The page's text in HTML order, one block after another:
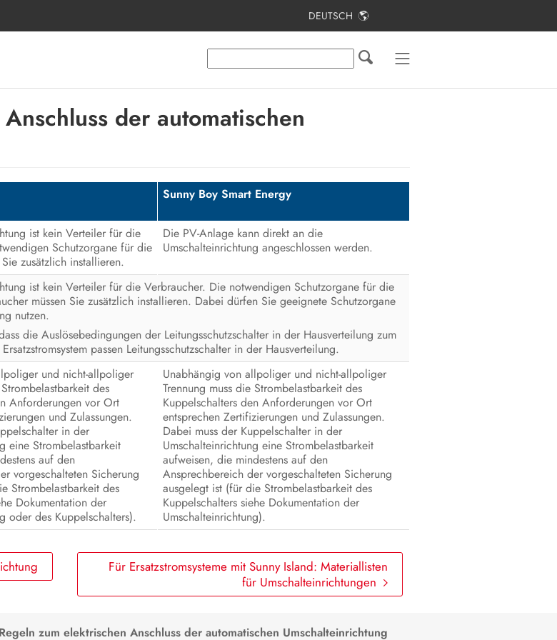
DEUTSCH
der automatischen
Sunny Boy Smart Energy
ist kein Verteiler für die
Schutzorgane für die
zusätzlich installieren.
Die PV-Anlage kann direkt an die
Umschalteinrichtung angeschlossen werden.
ist kein Verteiler für die Verbraucher. Die notwendigen Schutzorgane für die
müssen Sie zusätzlich installieren. Dabei dürfen Sie geeignete Schutzorgane
nutzen.
die Auslösebedingungen der Leitungsschutzschalter in der Hausverteilung zum
passen Leitungsschutzschalter in der Hausverteilung.
und nicht-allpoliger
des
Anforderungen vor Ort
und Zulassungen.
in der
eine Strombelastbarkeit
auf den
vorgeschalteten Sicherung
Strombelastbarkeit des
Dokumentation der
oder des Kuppelschalters).
Unabhängig von allpoliger und nicht-allpoliger
Trennung muss die Strombelastbarkeit des
Kuppelschalters den Anforderungen vor Ort
entsprechen Zertifizierungen und Zulassungen.
Dabei muss der Kuppelschalter in der
Umschalteinrichtung eine Strombelastbarkeit
aufweisen, die mindestens auf den
Ansprechbereich der vorgeschalteten Sicherung
ausgelegt ist (für die Strombelastbarkeit des
Kuppelschalters siehe Dokumentation der
Umschalteinrichtung).
Für Ersatzstromsysteme mit Sunny Island: Materiallisten
für Umschalteinrichtungen
Regeln zum elektrischen Anschluss der automatischen Umschalteinrichtung
Inhaltsverzeichnis
Überbrückungszeit und
Ersatzstromnetzes
Elektrischer Anschluss
Umschalteinrichtung
Planung der Montageorte
Erläuterung verwendeter Begriffe